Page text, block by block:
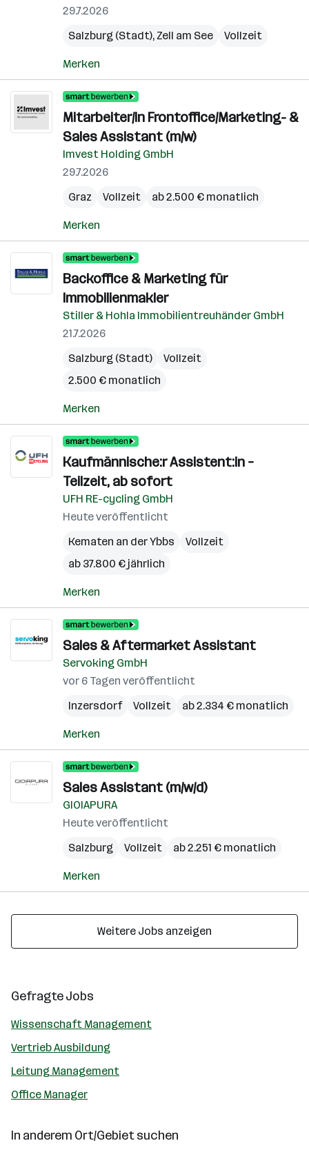
29.7.2026
Salzburg (Stadt), Zell am See Vollzeit
Merken
Mitarbeiter/in Frontoffice/Marketing- &
Sales Assistant (m/w)
Imvest Holding GmbH
29.7.2026
Graz
Vollzeit ab 2.500 € monatlich
Merken
Backoffice & Marketing für
Immobilienmakler
Stiller & Hohla Immobilientreuhänder GmbH
21.7.2026
Salzburg (Stadt)
Vollzeit
2.500 € monatlich
Merken
Kaufmännische:r Assistent:in –
Teilzeit, ab sofort
UFH RE-cycling GmbH
Heute veröffentlicht
Kematen an der Ybbs
Vollzeit
ab 37.800 € jährlich
Merken
Sales & Aftermarket Assistant
Servoking GmbH
vor 6 Tagen veröffentlicht
Inzersdorf
Vollzeit ab 2.334 € monatlich
Merken
Sales Assistant (m/w/d)
GIOIAPURA
Heute veröffentlicht
Salzburg
Vollzeit ab 2.251 € monatlich
Merken
Weitere Jobs anzeigen
Gefragte Jobs
Wissenschaft Management
Vertrieb Ausbildung
Leitung Management
Office Manager
In anderem Ort/Gebiet suchen